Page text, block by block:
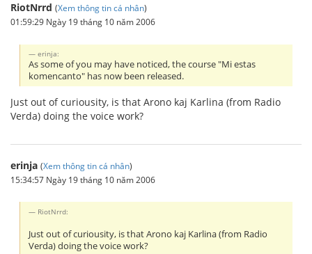
RiotNrrd (Xem thông tin cá nhân)
01:59:29 Ngày 19 tháng 10 năm 2006
erinja:
As some of you may have noticed, the course "Mi estas
komencanto" has now been released.
Just out of curiousity, is that Arono kaj Karlina (from Radio
Verda) doing the voice work?
erinja (Xem thông tin cá nhân)
15:34:57 Ngày 19 tháng 10 năm 2006
RiotNrrd:
Just out of curiousity, is that Arono kaj Karlina (from Radio
Verda) doing the voice work?